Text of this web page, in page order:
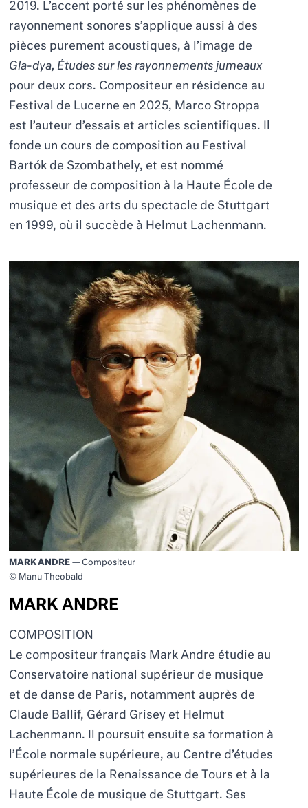
2019. L’accent porté sur les phénomènes de
rayonnement sonores s’applique aussi à des
pièces purement acoustiques, à l’image de
Gla-dya, Études sur les rayonnements jumeaux
pour deux cors. Compositeur en résidence au
Festival de Lucerne en 2025, Marco Stroppa
est l’auteur d’essais et articles scientifiques. Il
fonde un cours de composition au Festival
Bartók de Szombathely, et est nommé
professeur de composition à la Haute École de
musique et des arts du spectacle de Stuttgart
en 1999, où il succède à Helmut Lachenmann.
MARK ANDRE
MARK ANDRE — Compositeur
© Manu Theobald
MARK ANDRE
COMPOSITION
Le compositeur français Mark Andre étudie au
Conservatoire national supérieur de musique
et de danse de Paris, notamment auprès de
Claude Ballif, Gérard Grisey et Helmut
Lachenmann. Il poursuit ensuite sa formation à
l’École normale supérieure, au Centre d’études
supérieures de la Renaissance de Tours et à la
Haute École de musique de Stuttgart. Ses